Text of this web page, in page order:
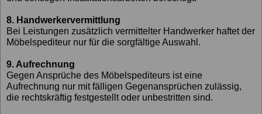
8. Handwerkervermittlung
Bei Leistungen zusätzlich vermittelter Handwerker haftet der
Möbelspediteur nur für die sorgfältige Auswahl.
9. Aufrechnung
Gegen Ansprüche des Möbelspediteurs ist eine
Aufrechnung nur mit fälligen Gegenansprüchen zulässig,
die rechtskräftig festgestellt oder unbestritten sind.